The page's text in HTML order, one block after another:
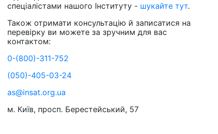
спеціалістами нашого Інституту - шукайте тут.
Також отримати консультацію й записатися на
перевірку ви можете за зручним для вас
контактом:
0-(800)-311-752
(050)-405-03-24
as@insat.org.ua
м. Київ, просп. Берестейський, 57